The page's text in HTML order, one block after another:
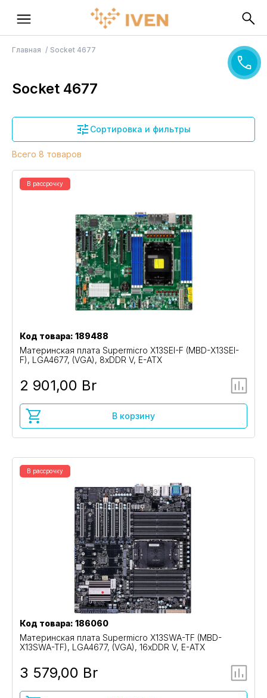
Главная Socket 4677
Socket 4677
Сортировка и фильтры
Всего 8 товаров
В рассрочку
Код товара: 189488
Материнская плата Supermicro X13SEI-F (MBD-X13SEI-
F), LGA4677, (VGA), 8xDDR V, E-ATX
2 901,00 Br
В корзину
В рассрочку
Код товара: 186060
Материнская плата Supermicro X13SWA-TF (MBD-
X13SWA-TF), LGA4677, (VGA), 16xDDR V, E-ATX
3 579,00 Br